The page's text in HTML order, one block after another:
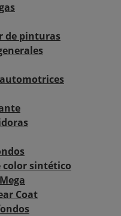
de pinturas
color sintético
Coat